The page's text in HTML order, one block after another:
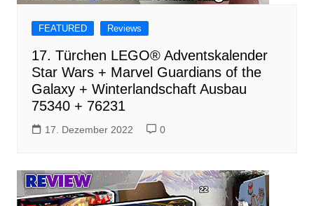
FEATURED Reviews
17. Türchen LEGO® Adventskalender
Star Wars + Marvel Guardians of the
Galaxy + Winterlandschaft Ausbau
75340 + 76231
17. Dezember 2022 0